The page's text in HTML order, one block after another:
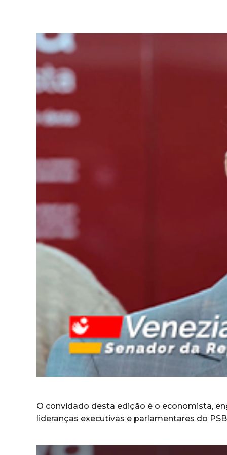
O convidado desta edição é o economista,
lideranças executivas e parlamentares do